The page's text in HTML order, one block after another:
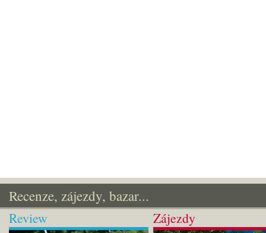
Recenze, zájezdy, bazar...
Review Zájezdy